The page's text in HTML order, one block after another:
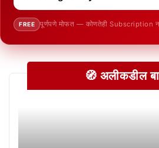
FREE पूर्णपणे मोफत — कोणतेही Subscription
🧭 अलीकडील